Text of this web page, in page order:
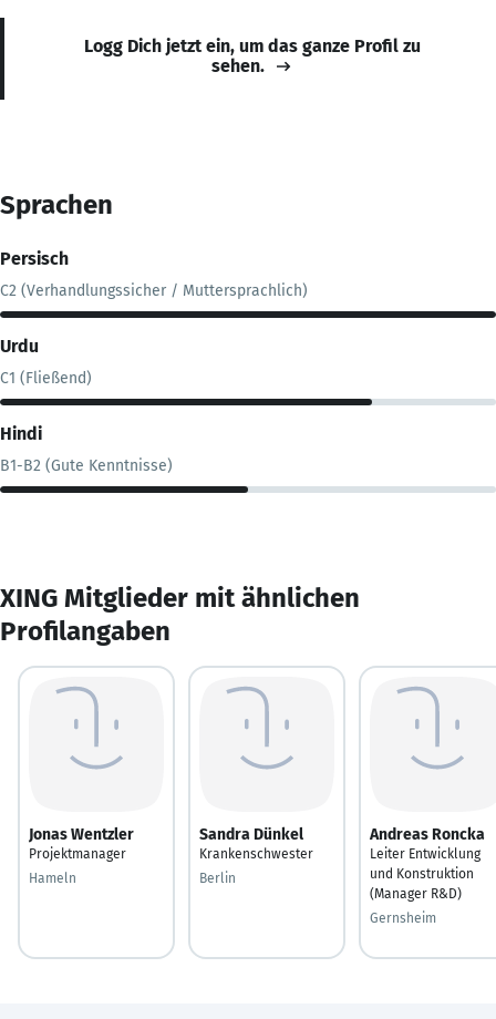
Logg Dich jetzt ein, um das ganze Profil zu
sehen.
Sprachen
Persisch
C2 (Verhandlungssicher / Muttersprachlich)
Urdu
C1 (Fließend)
Hindi
B1-B2 (Gute Kenntnisse)
XING Mitglieder mit ähnlichen
Profilangaben
Jonas Wentzler
Projektmanager
Hameln
Sandra Dünkel
Krankenschwester
Berlin
Andreas Roncka
Leiter Entwicklung
und Konstruktion
(Manager R&D)
Gernsheim